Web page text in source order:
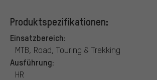
Produktspezifikationen:
Einsatzbereich:
MTB, Road, Touring & Trekking
Ausführung:
HR